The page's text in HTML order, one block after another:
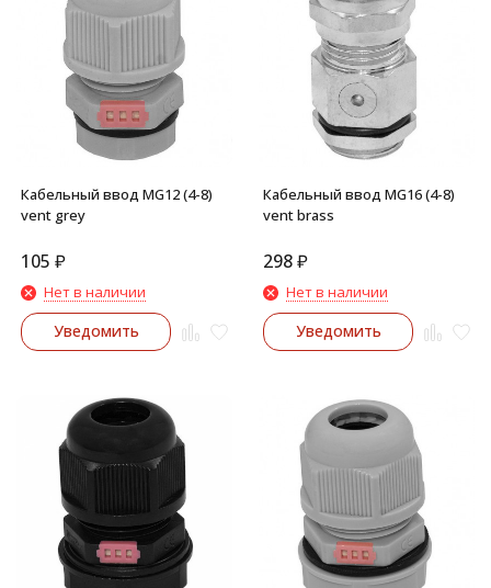
Кабельный ввод MG12 (4-8)
vent grey
105 ₽
Нет в наличии
Уведомить
Кабельный ввод MG16 (4-8)
vent brass
298₽
Нет в наличии
Уведомить